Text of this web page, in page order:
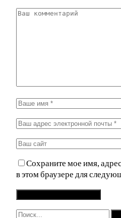
Сохраните мое имя,
в этом браузере для